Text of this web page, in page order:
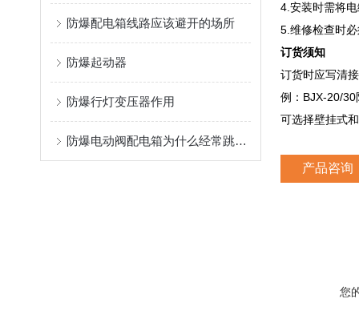
防爆配电箱线路应该避开的场所
防爆起动器
防爆行灯变压器作用
防爆电动阀配电箱为什么经常跳闸呢?
4.安装时需将
5.维修检查时
订货须知
订货时应写清
例：BJX-20/
可选择壁挂式
产品咨询
您